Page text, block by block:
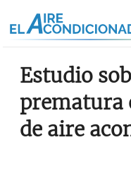
Estudio
prematura
de aire